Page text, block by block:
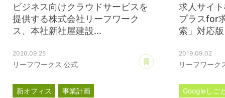
ビジネス向けクラウドサービスを
提供する株式会社リーフワーク
ス、本社新社屋建設...
2020.09.25
リーフワークス 公式
あとで読む
新オフィス
事業計画
求人サイ
プラスfor
索」対応
2019.09.02
リーフワーク
Googleしご